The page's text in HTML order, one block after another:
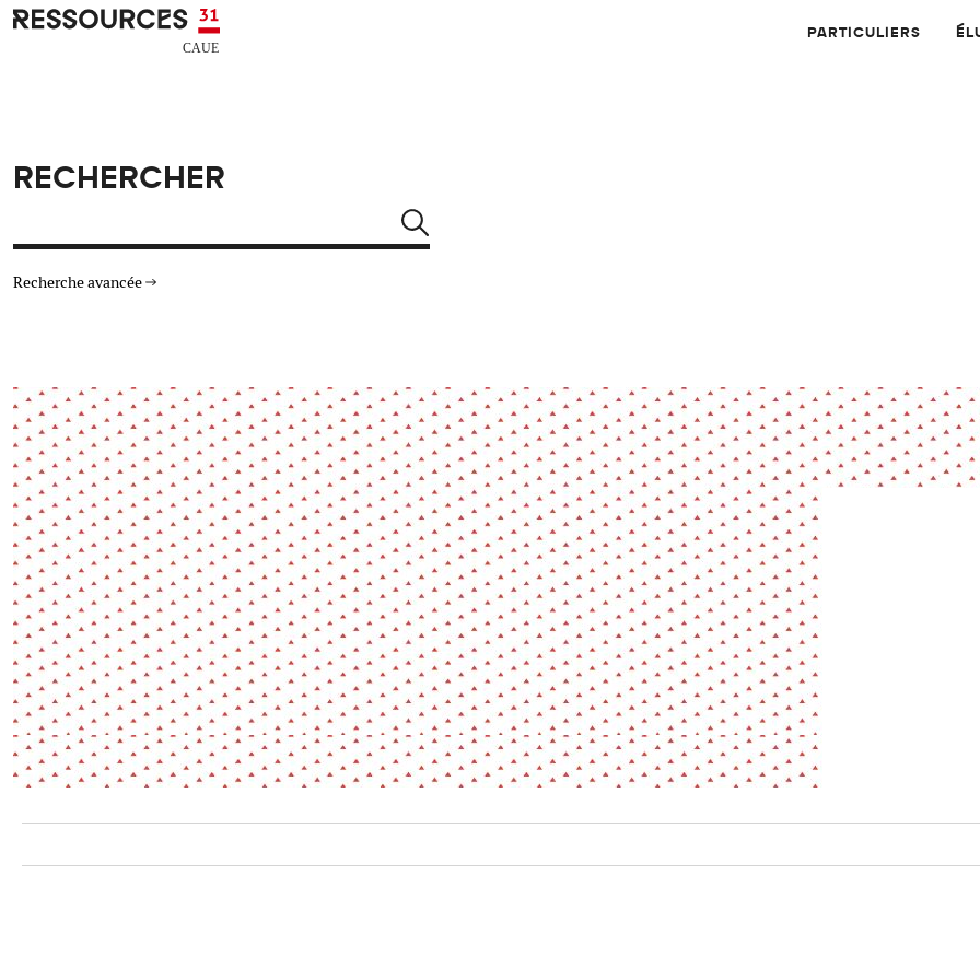
Aller au contenu principal
CAUE RESSOURCES 31 PARTICULIERS
RECHERCHER
Recherche avancée
Architecture
Arts Design
Énergie
Environnement
Habiter
Jeunes
Patrimoine
Paysage
Société
Transition écologique
Urbanisme
Actualité Animation Application Compte-rendu
Dossier
thématique
Expérience Exposition Fiche / Guide Livre Podcast
Revue Revue de presse Vidéo
La